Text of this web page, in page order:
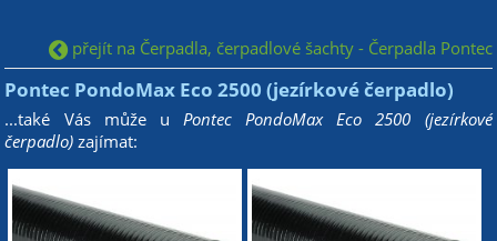
přejít na Čerpadla, čerpadlové šachty - Čerpadla Pontec
Pontec PondoMax Eco 2500 (jezírkové čerpadlo)
...také Vás může u Pontec PondoMax Eco 2500 (jezírkové
čerpadlo) zajímat: